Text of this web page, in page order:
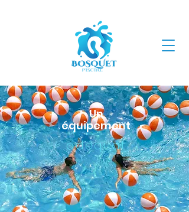
Un
équipement
- adéquat -